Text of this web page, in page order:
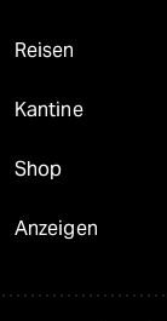
Reisen
Kantine
Shop
Anzeigen